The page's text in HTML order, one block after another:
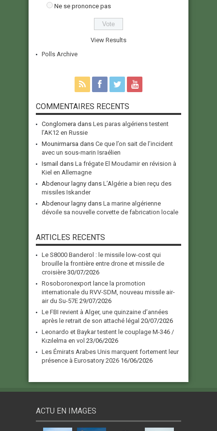
Ne se prononce pas
View Results
Polls Archive
COMMENTAIRES RECENTS
Conglomera dans Les paras algériens testent
l’AK12 en Russie
Mounirmarsa dans Ce que l’on sait de l’incident
avec un sous-marin Israélien
Ismail dans La frégate El Moudamir en révision à
Kiel en Allemagne
Abdenour lagny dans L’Algérie a bien reçu des
missiles Iskander
Abdenour lagny dans La marine algérienne
dévoile sa nouvelle corvette de fabrication locale
ARTICLES RECENTS
Le S8000 Banderol : le missile low-cost qui
brouille la frontière entre drone et missile de
croisière 30/07/2026
Rosoboronexport lance la promotion
internationale du RVV-SDM, nouveau missile air-
air du Su-57E 29/07/2026
Le FBI revient à Alger, une quinzaine d’années
après le retrait de son attaché légal 20/07/2026
Leonardo et Baykar testent le couplage M-346 /
Kızılelma en vol 23/06/2026
Les Émirats Arabes Unis marquent fortement leur
présence à Eurosatory 2026 16/06/2026
ACTU EN IMAGES